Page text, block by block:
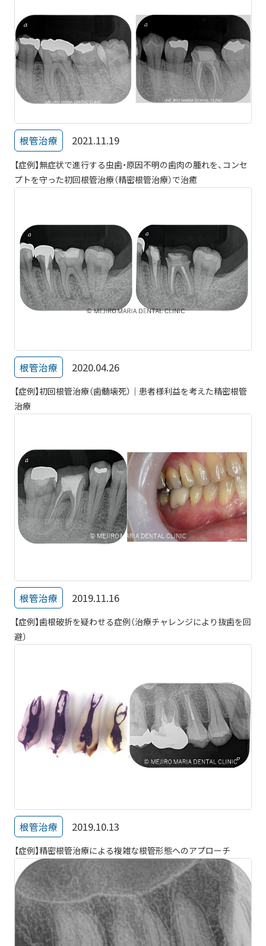
根管治療 2021.11.19
【症例】無症状で進行する虫歯・原因不明の歯肉の腫れを、コンセ
プトを守った初回根管治療（精密根管治療）で治癒
根管治療 2020.04.26
【症例】初回根管治療（歯髄壊死）｜患者様利益を考えた精密根管
治療
根管治療 2019.11.16
【症例】歯根破折を疑わせる症例（治療チャレンジにより抜歯を回
避）
根管治療 2019.10.13
【症例】精密根管治療による複雑な根管形態へのアプローチ